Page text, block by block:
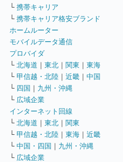
└ 携帯キャリア
└ 携帯キャリア格安ブランド
ホームルーター
モバイルデータ通信
プロバイダ
└ 北海道 ｜ 東北 ｜ 関東 ｜ 東海
└ 甲信越・北陸 ｜ 近畿 ｜ 中国
└ 四国 ｜ 九州・沖縄
└ 広域企業
インターネット回線
└ 北海道 ｜ 東北 ｜ 関東
└ 甲信越・北陸 ｜ 東海 ｜ 近畿
└ 中国・四国 ｜ 九州・沖縄
└ 広域企業